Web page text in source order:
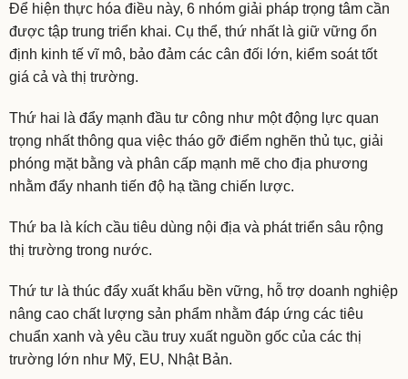
Để hiện thực hóa điều này, 6 nhóm giải pháp trọng tâm cần
được tập trung triển khai. Cụ thể, thứ nhất là giữ vững ổn
định kinh tế vĩ mô, bảo đảm các cân đối lớn, kiểm soát tốt
giá cả và thị trường.
Thứ hai là đẩy mạnh đầu tư công như một động lực quan
trọng nhất thông qua việc tháo gỡ điểm nghẽn thủ tục, giải
phóng mặt bằng và phân cấp mạnh mẽ cho địa phương
nhằm đẩy nhanh tiến độ hạ tầng chiến lược.
Thứ ba là kích cầu tiêu dùng nội địa và phát triển sâu rộng
thị trường trong nước.
Thứ tư là thúc đẩy xuất khẩu bền vững, hỗ trợ doanh nghiệp
nâng cao chất lượng sản phẩm nhằm đáp ứng các tiêu
chuẩn xanh và yêu cầu truy xuất nguồn gốc của các thị
trường lớn như Mỹ, EU, Nhật Bản.